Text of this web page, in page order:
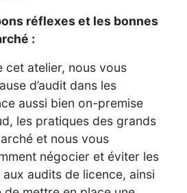
réflexes et les bonnes
:
cet atelier, nous vous
d’audit dans les
aussi bien on-premise
les pratiques des grands
et nous vous
négocier et éviter les
audits de licence, ainsi